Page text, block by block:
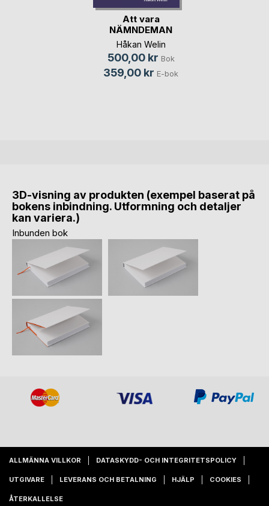
Att vara
NÄMNDEMAN
Håkan Welin
500,00 kr Bok
359,00 kr E-bok
3D-visning av produkten (exempel baserat på
bokens inbindning. Utformning och detaljer
kan variera.)
Inbunden bok
ALLMÄNNA VILLKOR DATASKYDD- OCH INTEGRITETSPOLICY
UTGIVARE LEVERANS OCH BETALNING HJÄLP COOKIES
ÅTERKALLELSE